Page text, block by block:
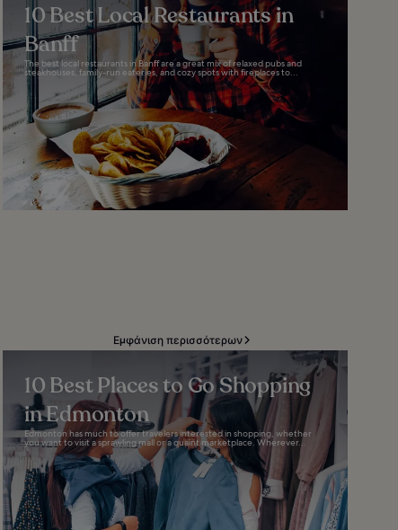
10 Best Local Restaurants in
Banff
The best local restaurants in Banff are a great mix of relaxed pubs and
steakhouses, family-run eateries, and cozy spots with fireplaces to...
Εμφάνιση περισσότερων
10 Best Places to Go Shopping
in Edmonton
Edmonton has much to offer travelers interested in shopping, whether
you want to visit a sprawling mall or a quaint marketplace. Wherever...